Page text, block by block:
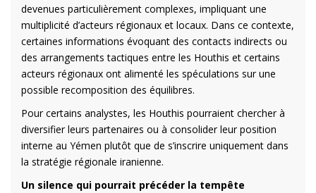
devenues particulièrement complexes, impliquant une
multiplicité d’acteurs régionaux et locaux. Dans ce contexte,
certaines informations évoquant des contacts indirects ou
des arrangements tactiques entre les Houthis et certains
acteurs régionaux ont alimenté les spéculations sur une
possible recomposition des équilibres.
Pour certains analystes, les Houthis pourraient chercher à
diversifier leurs partenaires ou à consolider leur position
interne au Yémen plutôt que de s’inscrire uniquement dans
la stratégie régionale iranienne.
Un silence qui pourrait précéder la tempête